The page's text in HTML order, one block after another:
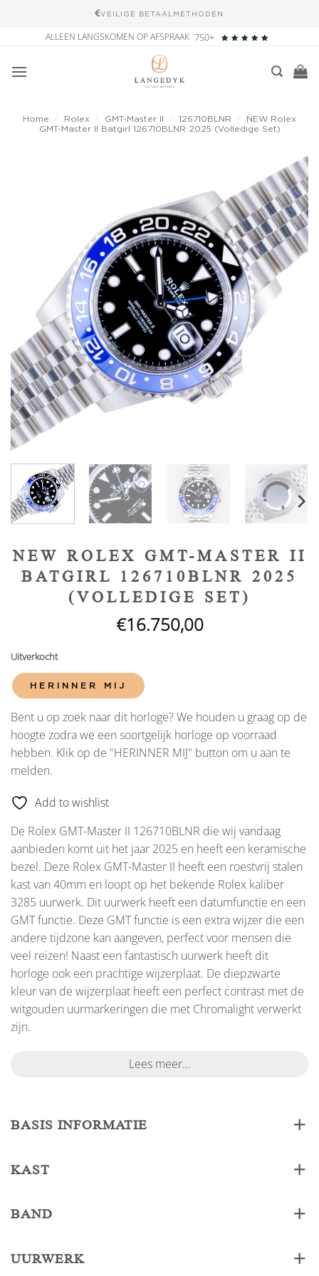
VEILIGE BETAALMETHODEN
inhoud
ALLEEN LANGSKOMEN OP AFSPRAAK 750+
Home Rolex GMT-Master II 126710BLNR
NEW Rolex
GMT-Master II Batgirl 126710BLNR 2025 (Volledige Set)
Add to
wishlist
NEW ROLEX GMT-MASTER II
BATGIRL 126710BLNR 2025
(VOLLEDIGE SET)
€16.750,00
Uitverkocht
HERINNER MIJ
Bent u op zoek naar dit horloge? We houden u graag op de
hoogte zodra we een soortgelijk horloge op voorraad
hebben. Klik op de "HERINNER MIJ" button om u aan te
melden.
Add to wishlist
De Rolex GMT-Master II 126710BLNR die wij vandaag
aanbieden komt uit het jaar 2025 en heeft een keramische
bezel. Deze Rolex GMT-Master II heeft een roestvrij stalen
kast van 40mm en loopt op het bekende Rolex kaliber
3285 uurwerk. Dit uurwerk heeft een datumfunctie en een
GMT functie. Deze GMT functie is een extra wijzer die een
andere tijdzone kan aangeven, perfect voor mensen die
veel reizen! Naast een fantastisch uurwerk heeft dit
horloge ook een prachtige wijzerplaat. De diepzwarte
kleur van de wijzerplaat heeft een perfect contrast met de
witgouden uurmarkeringen die met Chromalight verwerkt
zijn.
Lees meer...
BASIS INFORMATIE
KAST
BAND
UURWERK